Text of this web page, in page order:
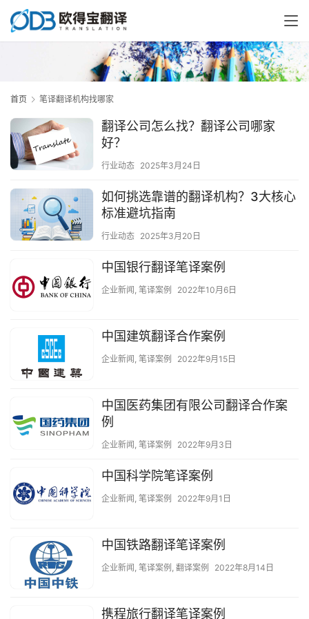
首页 笔译翻译机构找哪家
翻译公司怎么找？翻译公司哪家
好？
行业动态 2025年3月24日
如何挑选靠谱的翻译机构？3大核心
标准避坑指南
行业动态 2025年3月20日
中国银行翻译笔译案例
企业新闻 笔译案例 2022年10月6日
中国建筑翻译合作案例
企业新闻 笔译案例 2022年9月15日
中国医药集团有限公司翻译合作案
例
企业新闻 笔译案例 2022年9月3日
中国科学院笔译案例
企业新闻 笔译案例 2022年9月1日
中国铁路翻译笔译案例
企业新闻 笔译案例 翻译案例 2022年8月14日
携程旅行翻译笔译案例